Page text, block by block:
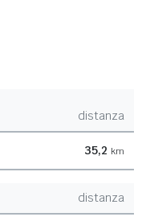
distanza
35,2 km
distanza